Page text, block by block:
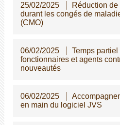
25/02/2025
Réduction
durant les congés de
(CMO)
06/02/2025
Temps partiel
fonctionnaires et agents
nouveautés
06/02/2025
en main du logiciel JVS